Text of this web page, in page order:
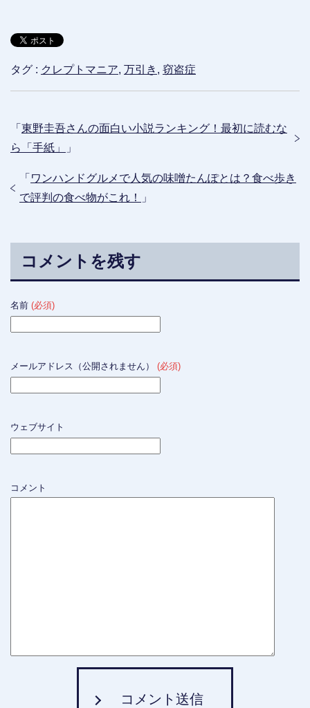
食べ物がこれ！
タグ : クレプトマニア, 万引き , 窃盗症
「 東野圭吾さんの面白い小説ランキング！最初に読むな
ら「手紙」
」
「 ワンハンドグルメで人気の味噌たんぽとは？食べ歩き
で評判の食べ物がこれ！
」
コメントを残す
名前 (必須)
メールアドレス（公開されません） (必須)
ウェブサイト
コメント
コメント送信